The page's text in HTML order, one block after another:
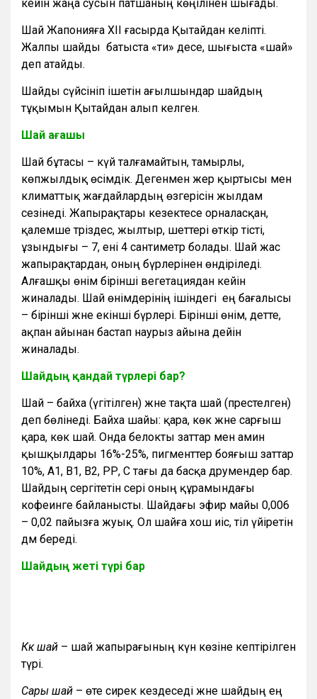
кейін жаңа сусын патшаның көңілінен шығады.
Шай Жапонияға ХІІ ғасырда Қытайдан келіпті.
Жалпы шайды батыста «ти» десе, шығыста «шай»
деп атайды.
Шайды сүйсініп ішетін ағылшындар шайдың
тұқымын Қытайдан алып келген.
Шай ағашы
Шай бұтасы – күй талғамайтын, тамырлы,
көпжылдық өсімдік. Дегенмен жер қыртысы мен
климаттық жағдайлардың өзгерісін жылдам
сезінеді. Жапырақтары кезектесе орналасқан,
қалемше тәріздес, жылтыр, шеттері өткір тісті,
ұзындығы – 7, ені 4 сантиметр болады. Шай жас
жапырақтардан, оның бүрлерінен өндіріледі.
Алғашқы өнім бірінші вегетациядан кейін
жиналады. Шай өнімдерінің ішіндегі ең бағалысы
– бірінші және екінші бүрлері. Бірінші өнім, әдетте,
ақпан айынан бастап наурыз айына дейін
жиналады.
Шайдың қандай түрлері бар?
Шай – байха (үгітілген) және тақта шай (престелген)
деп бөлінеді. Байха шайы: қара, көк және сарғыш
қара, көк шай. Онда белокты заттар мен амин
қышқылдары 16%-25%, пигменттер бояғыш заттар
10%, А1, В1, В2, РР, С тағы да басқа дәрумендер бар.
Шайдың сергітетін әсері оның құрамындағы
кофеинге байланысты. Шайдағы эфир майы 0,006
– 0,02 пайызға жуық. Ол шайға хош иіс, тіл үйіретін
дәм береді.
Шайдың жеті түрі бар
Көк шай – шай жапырағының күн көзіне кептірілген
түрі.
Сары шай – өте сирек кездеседі және шайдың ең